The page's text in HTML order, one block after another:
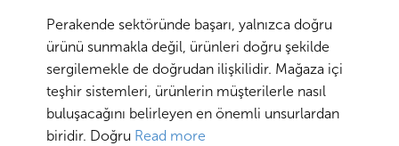
Perakende sektöründe başarı, yalnızca doğru
ürünü sunmakla değil, ürünleri doğru şekilde
sergilemekle de doğrudan ilişkilidir. Mağaza içi
teşhir sistemleri, ürünlerin müşterilerle nasıl
buluşacağını belirleyen en önemli unsurlardan
biridir. Doğru Read more